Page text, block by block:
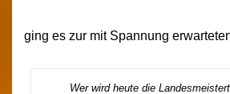
ging es zur mit Spannung
Wer wird heute die